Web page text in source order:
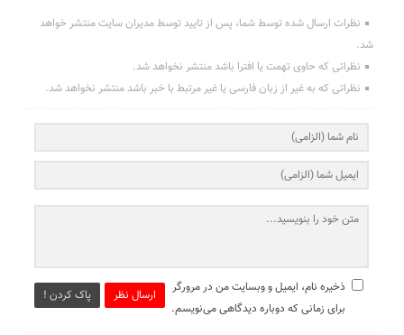
نظرات ارسال شده توسط شما، پس از تایید توسط مدیران سایت منتشر خواهد
شد.
نظراتی که حاوی تهمت یا افترا باشد منتشر نخواهد شد.
نظراتی که به غیر از زبان فارسی یا غیر مرتبط با خبر باشد منتشر نخواهد شد.
ارسال نظر پاک کردن !
ذخیره نام، ایمیل و وبسایت من در مرورگر
برای زمانی که دوباره دیدگاهی می‌نویسم.